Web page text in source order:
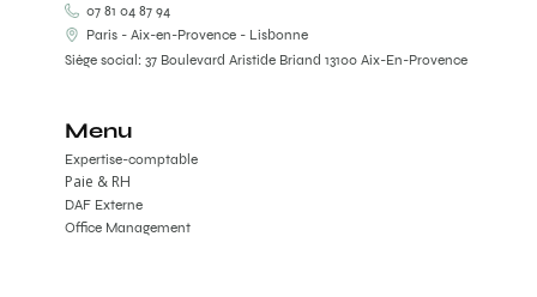
07 81 04 87 94
Paris - Aix-en-Provence - Lisbonne
Siège social: 37 Boulevard Aristide Briand 13100 Aix-En-Provence
Menu
Expertise-comptable
DAF Externe
Office Management
Paie & RH